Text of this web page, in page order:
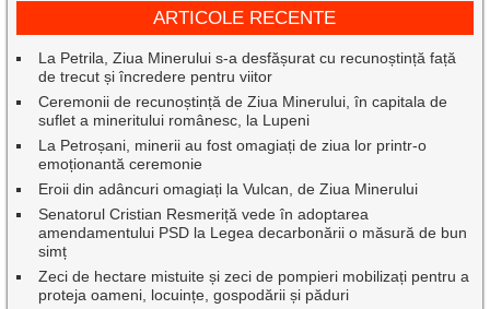
ARTICOLE RECENTE
La Petrila, Ziua Minerului s-a desfășurat cu recunoștință față
de trecut și încredere pentru viitor
Ceremonii de recunoștință de Ziua Minerului, în capitala de
suflet a mineritului românesc, la Lupeni
La Petroșani, minerii au fost omagiați de ziua lor printr-o
emoționantă ceremonie
Eroii din adâncuri omagiați la Vulcan, de Ziua Minerului
Senatorul Cristian Resmeriță vede în adoptarea
amendamentului PSD la Legea decarbonării o măsură de bun
simț
Zeci de hectare mistuite și zeci de pompieri mobilizați pentru a
proteja oameni, locuințe, gospodării și păduri